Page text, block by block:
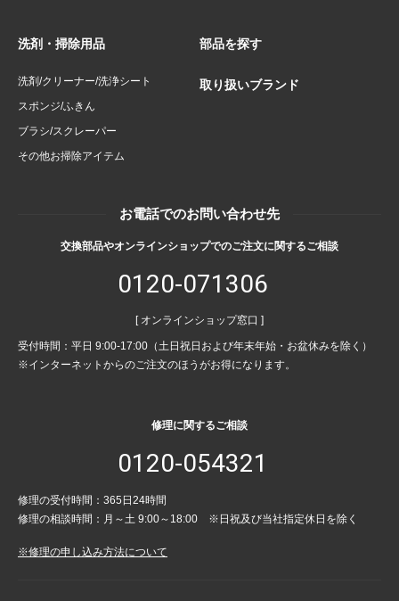
洗剤・掃除用品
洗剤/クリーナー/洗浄シート
スポンジ/ふきん
ブラシ/スクレーパー
その他お掃除アイテム
部品を探す
取り扱いブランド
お電話でのお問い合わせ先
交換部品やオンラインショップでのご注文に関するご相談
0120-071306
[ オンラインショップ窓口 ]
受付時間：平日 9:00-17:00（土日祝日および年末年始・お盆休みを除く）
※インターネットからのご注文のほうがお得になります。
修理に関するご相談
0120-054321
修理の受付時間：365日24時間
修理の相談時間：月～土 9:00～18:00 ※日祝及び当社指定休日を除く
※修理の申し込み方法について